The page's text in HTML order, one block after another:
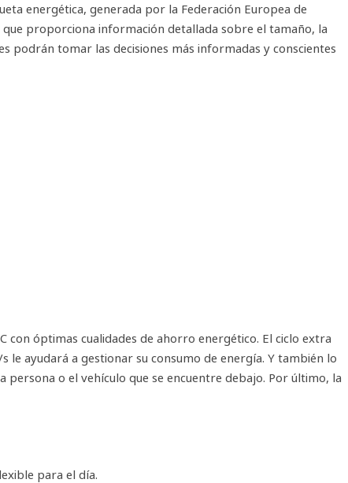
energética, generada por la Federación Europea de
proporciona información detallada sobre el tamaño, la
podrán tomar las decisiones más informadas y conscientes
con óptimas cualidades de ahorro energético. El ciclo extra
ayudará a gestionar su consumo de energía. Y también lo
o el vehículo que se encuentre debajo. Por último, la
para el día.